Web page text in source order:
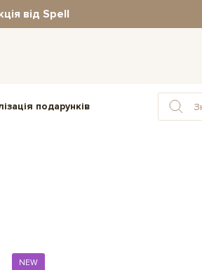
від Spell
подарунків
NEW